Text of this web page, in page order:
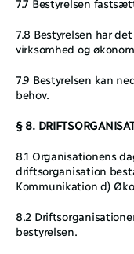
7.7 Bestyrelsen
7.8 Bestyrelsen har
virksomhed og
7.9 Bestyrelsen kan
behov.
§ 8.
8.1 Organisationens
driftsorganisation
Kommunikation d)
8.2
bestyrelsen.